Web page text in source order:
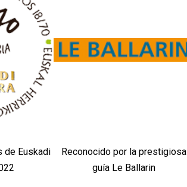
de Euskadi
Reconocido por la prestigiosa
guía Le Ballarin